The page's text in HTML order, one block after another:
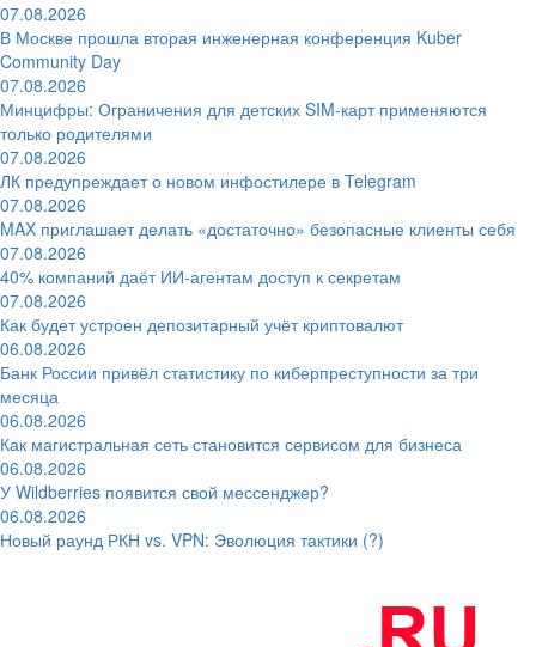
07.08.2026
В Москве прошла вторая инженерная конференция Kuber
Community Day
07.08.2026
Минцифры: Ограничения для детских SIM-карт применяются
только родителями
07.08.2026
ЛК предупреждает о новом инфостилере в Telegram
07.08.2026
MAX приглашает делать «достаточно» безопасные клиенты себя
07.08.2026
40% компаний даёт ИИ‑агентам доступ к секретам
07.08.2026
Как будет устроен депозитарный учёт криптовалют
06.08.2026
Банк России привёл статистику по киберпреступности за три
месяца
06.08.2026
Как магистральная сеть становится сервисом для бизнеса
06.08.2026
У Wildberries появится свой мессенджер?
06.08.2026
Новый раунд РКН vs. VPN: Эволюция тактики (?)